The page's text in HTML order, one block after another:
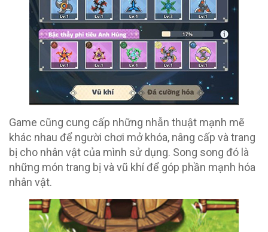
Game cũng cung cấp những nhẫn thuật mạnh mẽ
khác nhau để người chơi mở khóa, nâng cấp và trang
bị cho nhân vật của mình sử dụng. Song song đó là
những món trang bị và vũ khí để góp phần mạnh hóa
nhân vật.